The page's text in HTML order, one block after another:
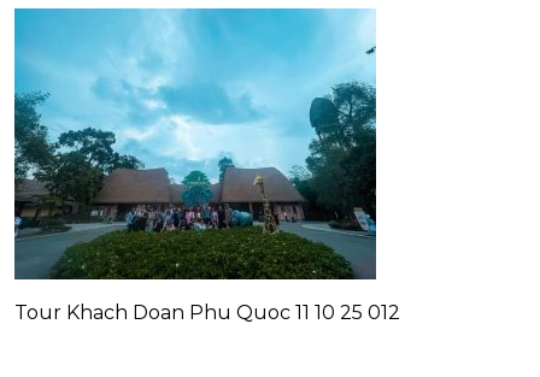
Tour Khach Doan Phu Quoc 11 10 25 012